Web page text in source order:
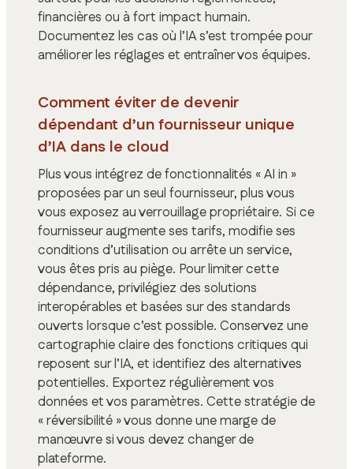
financières ou à fort impact humain.
Documentez les cas où l’IA s’est trompée pour
améliorer les réglages et entraîner vos équipes.
Comment éviter de devenir
dépendant d’un fournisseur unique
d’IA dans le cloud
Plus vous intégrez de fonctionnalités « AI in »
proposées par un seul fournisseur, plus vous
vous exposez au verrouillage propriétaire. Si ce
fournisseur augmente ses tarifs, modifie ses
conditions d’utilisation ou arrête un service,
vous êtes pris au piège. Pour limiter cette
dépendance, privilégiez des solutions
interopérables et basées sur des standards
ouverts lorsque c’est possible. Conservez une
cartographie claire des fonctions critiques qui
reposent sur l’IA, et identifiez des alternatives
potentielles. Exportez régulièrement vos
données et vos paramètres. Cette stratégie de
« réversibilité » vous donne une marge de
manœuvre si vous devez changer de
plateforme.